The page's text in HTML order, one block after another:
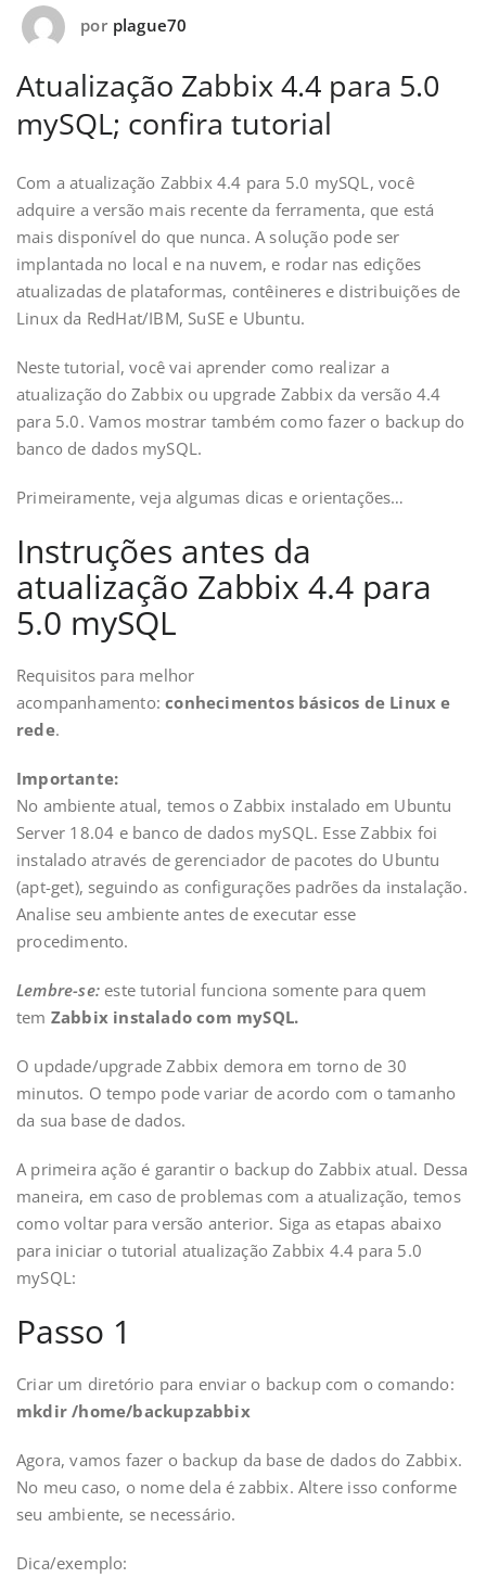
por plague70
Atualização Zabbix 4.4 para 5.0
mySQL; confira tutorial
Com a atualização Zabbix 4.4 para 5.0 mySQL, você
adquire a versão mais recente da ferramenta, que está
mais disponível do que nunca. A solução pode ser
implantada no local e na nuvem, e rodar nas edições
atualizadas de plataformas, contêineres e distribuições de
Linux da RedHat/IBM, SuSE e Ubuntu.
Neste tutorial, você vai aprender como realizar a
atualização do Zabbix ou upgrade Zabbix da versão 4.4
para 5.0. Vamos mostrar também como fazer o backup do
banco de dados mySQL.
Primeiramente, veja algumas dicas e orientações…
Instruções antes da
atualização Zabbix 4.4 para
5.0 mySQL
Requisitos para melhor
acompanhamento:conhecimentos básicos de Linux e
rede.
Importante:
No ambiente atual, temos o Zabbix instalado em Ubuntu
Server 18.04 e banco de dados mySQL. Esse Zabbix foi
instalado através de gerenciador de pacotes do Ubuntu
(apt-get), seguindo as configurações padrões da instalação.
Analise seu ambiente antes de executar esse
procedimento.
Lembre-se: este tutorial funciona somente para quem
tem Zabbix instalado com mySQL.
O updade/upgrade Zabbix demora em torno de 30
minutos. O tempo pode variar de acordo com o tamanho
da sua base de dados.
A primeira ação é garantir o backup do Zabbix atual. Dessa
maneira, em caso de problemas com a atualização, temos
como voltar para versão anterior. Siga as etapas abaixo
para iniciar o tutorial atualização Zabbix 4.4 para 5.0
mySQL:
Passo 1
Criar um diretório para enviar o backup com o comando:
mkdir /home/backupzabbix
Agora, vamos fazer o backup da base de dados do Zabbix.
No meu caso, o nome dela é zabbix. Altere isso conforme
seu ambiente, se necessário.
Dica/exemplo: